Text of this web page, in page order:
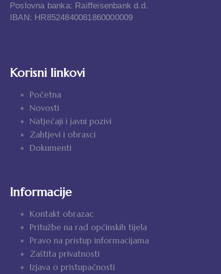
Poslovna banka: Raiffeisenbank d.d.
IBAN: HR8524840081860000009
Korisni linkovi
Početna
Novosti
Natječaji i javni pozivi
Zahtjevi i obrasci
Dokumenti
Informacije
Kontakt obrazac
Pritužbe na rad općinskih tijela
Pravo na pristup informacijama
Zaštita privatnosti
Izjava o pristupačnosti